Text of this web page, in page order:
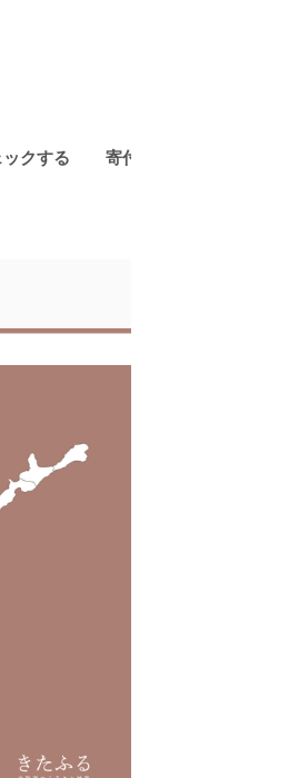
クする 寄付金額別に探す